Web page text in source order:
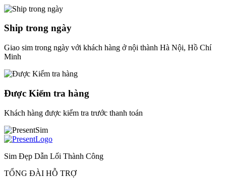
Ship trong ngày
Giao sim trong ngày với khách hàng ở nội thành Hà Nội, Hồ Chí
Minh
Được Kiểm tra hàng
Khách hàng được kiểm tra trước thanh toán
Sim Đẹp Dẫn Lối Thành Công
TỔNG ĐÀI HỖ TRỢ